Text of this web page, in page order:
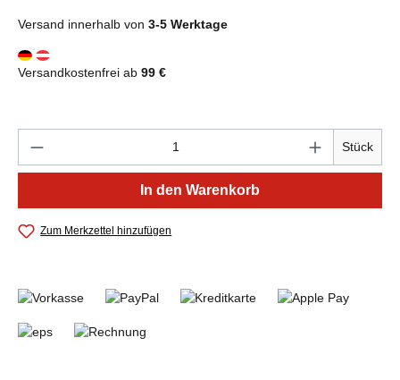
Versand innerhalb von 3-5 Werktage
Versandkostenfrei ab 99 €
Produkt Anzahl: Gib den gewünschtenStück
In den Warenkorb
Zum Merkzettel hinzufügen